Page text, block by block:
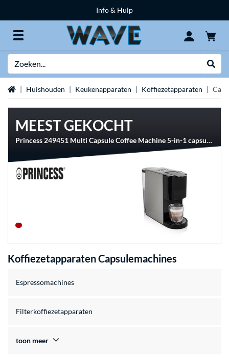
Info & Hulp
Home Huishouden Keukenapparaten Koffiezetapparaten
MEEST GEKOCHT
Princess 249451 Multi Capsule Coffee Machine 5-in-1 capsule machine
Koffiezetapparaten Capsulemachines
Espressomachines
Filterkoffiezetapparaten
toon meer